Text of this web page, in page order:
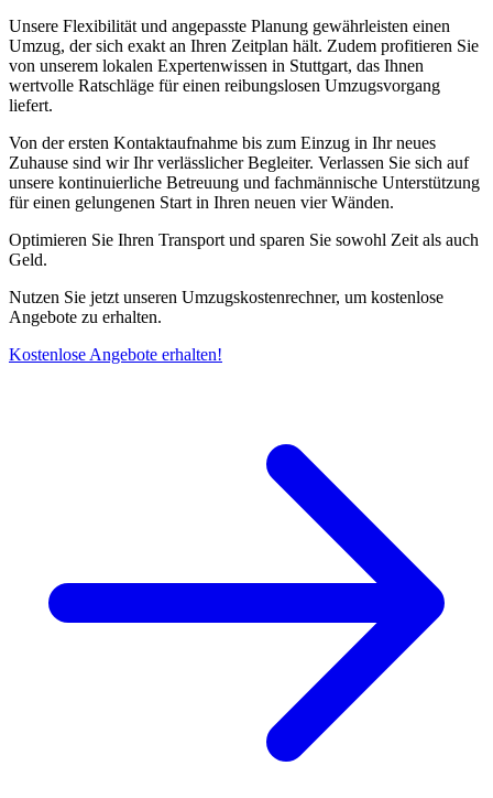
Unsere Flexibilität und angepasste Planung gewährleisten einen
Umzug, der sich exakt an Ihren Zeitplan hält. Zudem profitieren Sie
von unserem lokalen Expertenwissen in Stuttgart, das Ihnen
wertvolle Ratschläge für einen reibungslosen Umzugsvorgang
liefert.
Von der ersten Kontaktaufnahme bis zum Einzug in Ihr neues
Zuhause sind wir Ihr verlässlicher Begleiter. Verlassen Sie sich auf
unsere kontinuierliche Betreuung und fachmännische Unterstützung
für einen gelungenen Start in Ihren neuen vier Wänden.
Optimieren Sie Ihren Transport und sparen Sie sowohl Zeit als auch
Geld.
Nutzen Sie jetzt unseren Umzugskostenrechner, um kostenlose
Angebote zu erhalten.
Kostenlose Angebote erhalten!